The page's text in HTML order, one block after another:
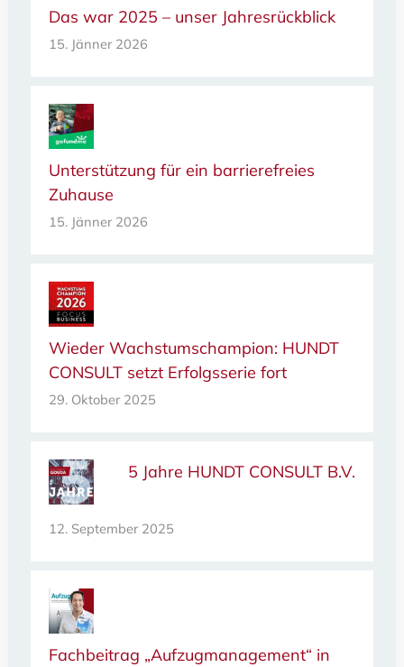
Das war 2025 – unser Jahresrückblick
15. Jänner 2026
Unterstützung für ein barrierefreies
Zuhause
15. Jänner 2026
Wieder Wachstumschampion: HUNDT
CONSULT setzt Erfolgsserie fort
29. Oktober 2025
5 Jahre HUNDT CONSULT B.V.
12. September 2025
Fachbeitrag „Aufzugmanagement“ in